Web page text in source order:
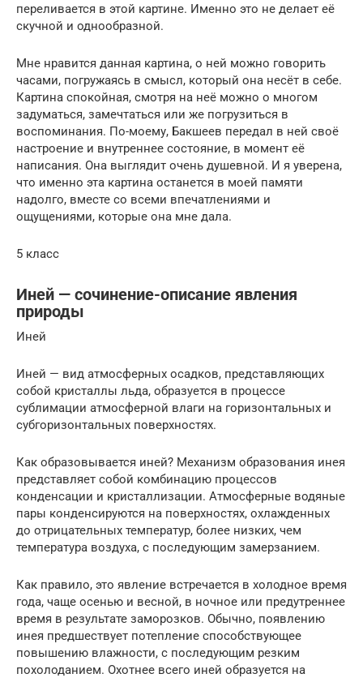
переливается в этой картине. Именно это не делает её
скучной и однообразной.
Мне нравится данная картина, о ней можно говорить
часами, погружаясь в смысл, который она несёт в себе.
Картина спокойная, смотря на неё можно о многом
задуматься, замечтаться или же погрузиться в
воспоминания. По-моему, Бакшеев передал в ней своё
настроение и внутреннее состояние, в момент её
написания. Она выглядит очень душевной. И я уверена,
что именно эта картина останется в моей памяти
надолго, вместе со всеми впечатлениями и
ощущениями, которые она мне дала.
5 класс
Иней — сочинение-описание явления
природы
Иней
Иней — вид атмосферных осадков, представляющих
собой кристаллы льда, образуется в процессе
сублимации атмосферной влаги на горизонтальных и
субгоризонтальных поверхностях.
Как образовывается иней? Механизм образования инея
представляет собой комбинацию процессов
конденсации и кристаллизации. Атмосферные водяные
пары конденсируются на поверхностях, охлажденных
до отрицательных температур, более низких, чем
температура воздуха, с последующим замерзанием.
Как правило, это явление встречается в холодное время
года, чаще осенью и весной, в ночное или предутреннее
время в результате заморозков. Обычно, появлению
инея предшествует потепление способствующее
повышению влажности, с последующим резким
похолоданием. Охотнее всего иней образуется на